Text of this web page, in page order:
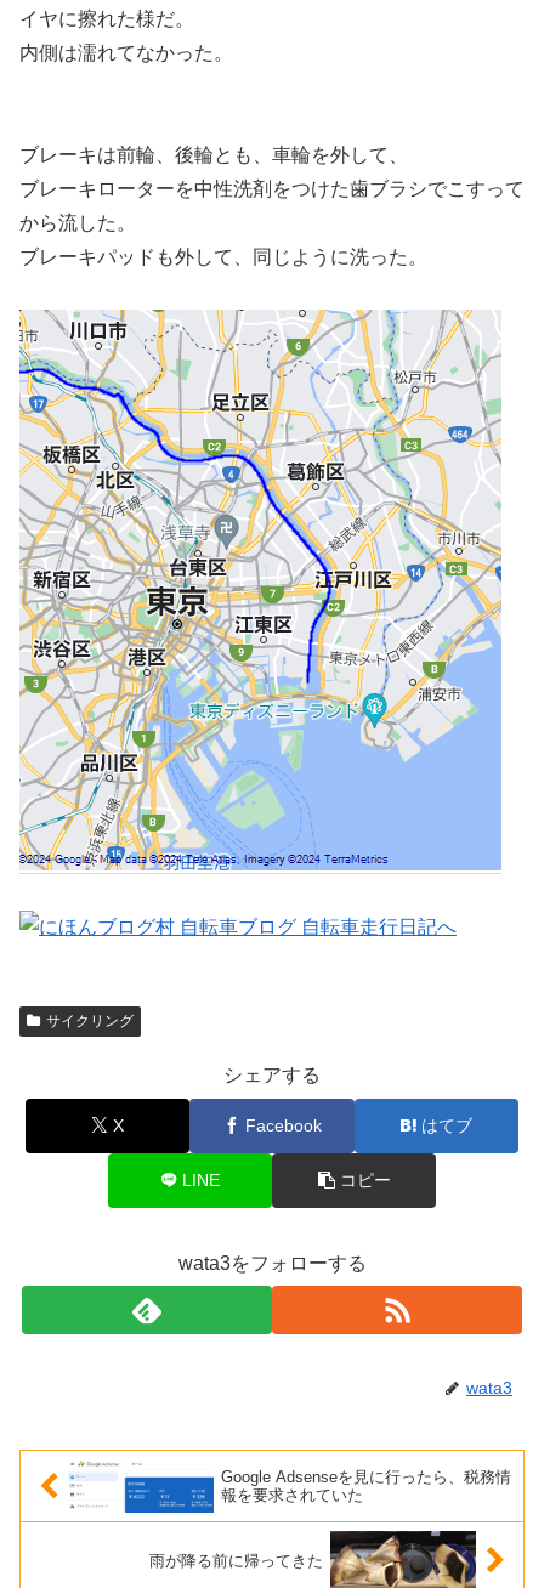
イヤに擦れた様だ。
内側は濡れてなかった。
ブレーキは前輪、後輪とも、車輪を外して、
ブレーキローターを中性洗剤をつけた歯ブラシでこすって
から流した。
ブレーキパッドも外して、同じように洗った。
サイクリング
シェアする
X Facebook はてブ
LINE コピー
wata3をフォローする
wata3
Google Adsenseを見に行ったら、税務情
報を要求されていた
雨が降る前に帰ってきた